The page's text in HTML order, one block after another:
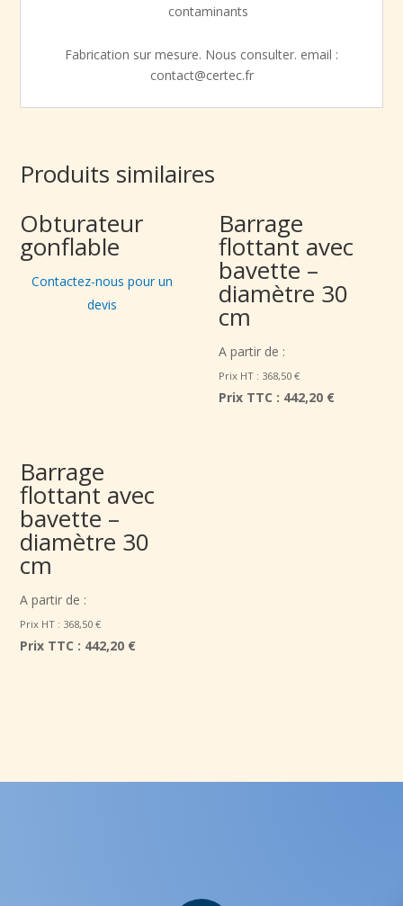
contaminants
Fabrication sur mesure. Nous consulter. email :
contact@certec.fr
Produits similaires
Obturateur
gonflable
Contactez-nous pour un
devis
Barrage
flottant avec
bavette –
diamètre 30
cm
A partir de :
Prix HT : 368,50€
Prix TTC : 442,20 €
Barrage
flottant avec
bavette –
diamètre 30
cm
A partir de :
Prix HT : 368,50€
Prix TTC : 442,20 €